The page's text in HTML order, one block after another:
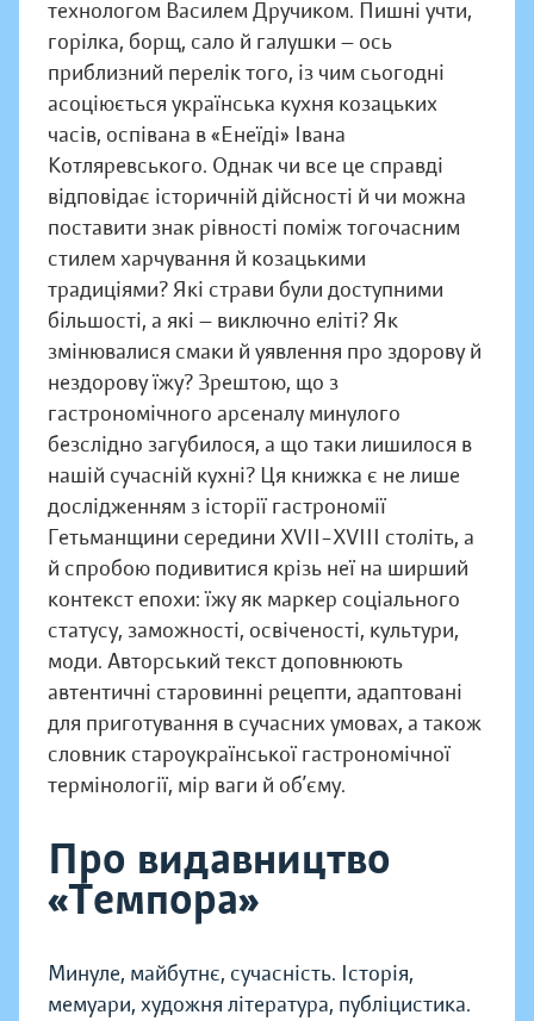
технологом Василем Дручиком. Пишні учти,
горілка, борщ, сало й галушки — ось
приблизний перелік того, із чим сьогодні
асоціюється українська кухня козацьких
часів, оспівана в «Енеїді» Івана
Котляревського. Однак чи все це справді
відповідає історичній дійсності й чи можна
поставити знак рівності поміж тогочасним
стилем харчування й козацькими
традиціями? Які страви були доступними
більшості, а які — виключно еліті? Як
змінювалися смаки й уявлення про здорову й
нездорову їжу? Зрештою, що з
гастрономічного арсеналу минулого
безслідно загубилося, а що таки лишилося в
нашій сучасній кухні? Ця книжка є не лише
дослідженням з історії гастрономії
Гетьманщини середини XVII–XVIII століть, а
й спробою подивитися крізь неї на ширший
контекст епохи: їжу як маркер соціального
статусу, заможності, освіченості, культури,
моди. Авторський текст доповнюють
автентичні старовинні рецепти, адаптовані
для приготування в сучасних умовах, а також
словник староукраїнської гастрономічної
термінології, мір ваги й об’єму.
Про видавництво
«Темпора»
Минуле, майбутнє, сучасність. Історія,
мемуари, художня література, публіцистика.